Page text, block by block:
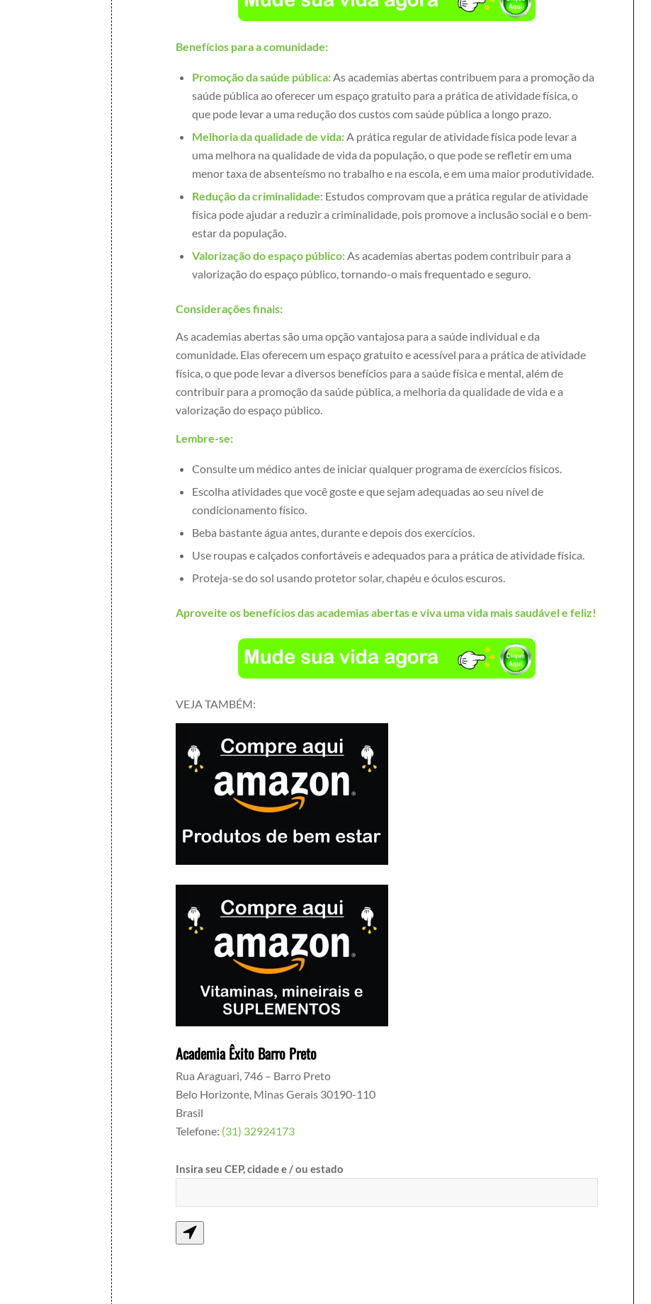
Benefícios para a comunidade:
Promoção da saúde pública: As academias abertas contribuem para a promoção da
saúde pública ao oferecer um espaço gratuito para a prática de atividade física, o
que pode levar a uma redução dos custos com saúde pública a longo prazo.
Melhoria da qualidade de vida: A prática regular de atividade física pode levar a
uma melhora na qualidade de vida da população, o que pode se refletir em uma
menor taxa de absenteísmo no trabalho e na escola, e em uma maior produtividade.
Redução da criminalidade: Estudos comprovam que a prática regular de atividade
física pode ajudar a reduzir a criminalidade, pois promove a inclusão social e o bem-
estar da população.
Valorização do espaço público: As academias abertas podem contribuir para a
valorização do espaço público, tornando-o mais frequentado e seguro.
Considerações finais:
As academias abertas são uma opção vantajosa para a saúde individual e da
comunidade. Elas oferecem um espaço gratuito e acessível para a prática de atividade
física, o que pode levar a diversos benefícios para a saúde física e mental, além de
contribuir para a promoção da saúde pública, a melhoria da qualidade de vida e a
valorização do espaço público.
Lembre-se:
Consulte um médico antes de iniciar qualquer programa de exercícios físicos.
Escolha atividades que você goste e que sejam adequadas ao seu nível de
condicionamento físico.
Beba bastante água antes, durante e depois dos exercícios.
Use roupas e calçados confortáveis e adequados para a prática de atividade física.
Proteja-se do sol usando protetor solar, chapéu e óculos escuros.
Aproveite os benefícios das academias abertas e viva uma vida mais saudável e feliz!
VEJA TAMBÉM:
Academia Êxito Barro Preto
Rua Araguari, 746 – Barro Preto
Belo Horizonte, Minas Gerais 30190-110
Brasil
Telefone: (31) 32924173
Insira seu CEP, cidade e / ou estado